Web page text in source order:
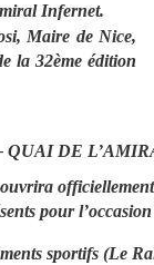
Infernet.
Maire de Nice,
la 32ème édition
QUAI DE
pour
sportifs (Le